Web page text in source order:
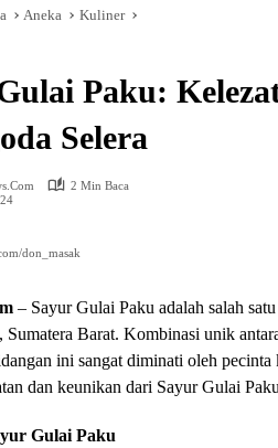
Aneka Kuliner
Paku:
Selera
2 Min Baca
don_masak
– Sayur Gulai Paku adalah salah
Sumatera Barat. Kombinasi unik
ini sangat diminati oleh
dan keunikan dari Sayur Gulai
Gulai Paku